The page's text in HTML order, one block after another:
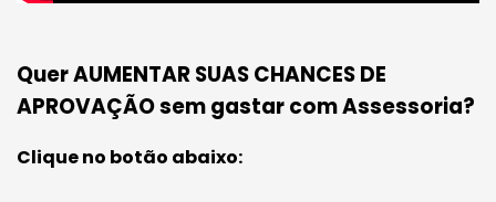
Quer AUMENTAR SUAS CHANCES DE
APROVAÇÃO sem gastar com Assessoria?
Clique no botão abaixo: